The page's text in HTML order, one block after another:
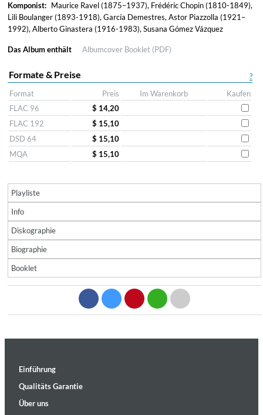
Komponist: Maurice Ravel (1875–1937), Frédéric Chopin (1810-1849),
Lili Boulanger (1893-1918), García Demestres, Astor Piazzolla (1921–
1992), Alberto Ginastera (1916-1983), Susana Gómez Vázquez
Das Album enthält Albumcover Booklet (PDF)
?
Formate & Preise
Format Preis Im Warenkorb
Kaufen
FLAC 96
$ 14,20
FLAC 192
$ 15,10
DSD 64
$ 15,10
MQA
$ 15,10
Playliste
Info
Diskographie
Biographie
Booklet
Einführung
Qualitäts Garantie
Über uns